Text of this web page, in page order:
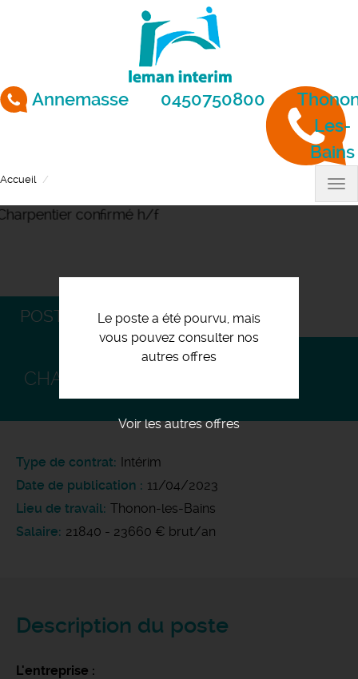
Annemasse 0450750800
Les-
Bains
Accueil
Le poste a été pourvu, mais
vous pouvez consulter nos
autres offres
Voir les autres offres
POSTULEZ
CHARPENTIER CONFIRMÉ H/F
Type de contrat Intérim
Date de publication
11/04/2023
Lieu de travail Thonon-les-Bains
Salaire 21840 - 23660 € brut/an
Description du poste
L'entreprise :